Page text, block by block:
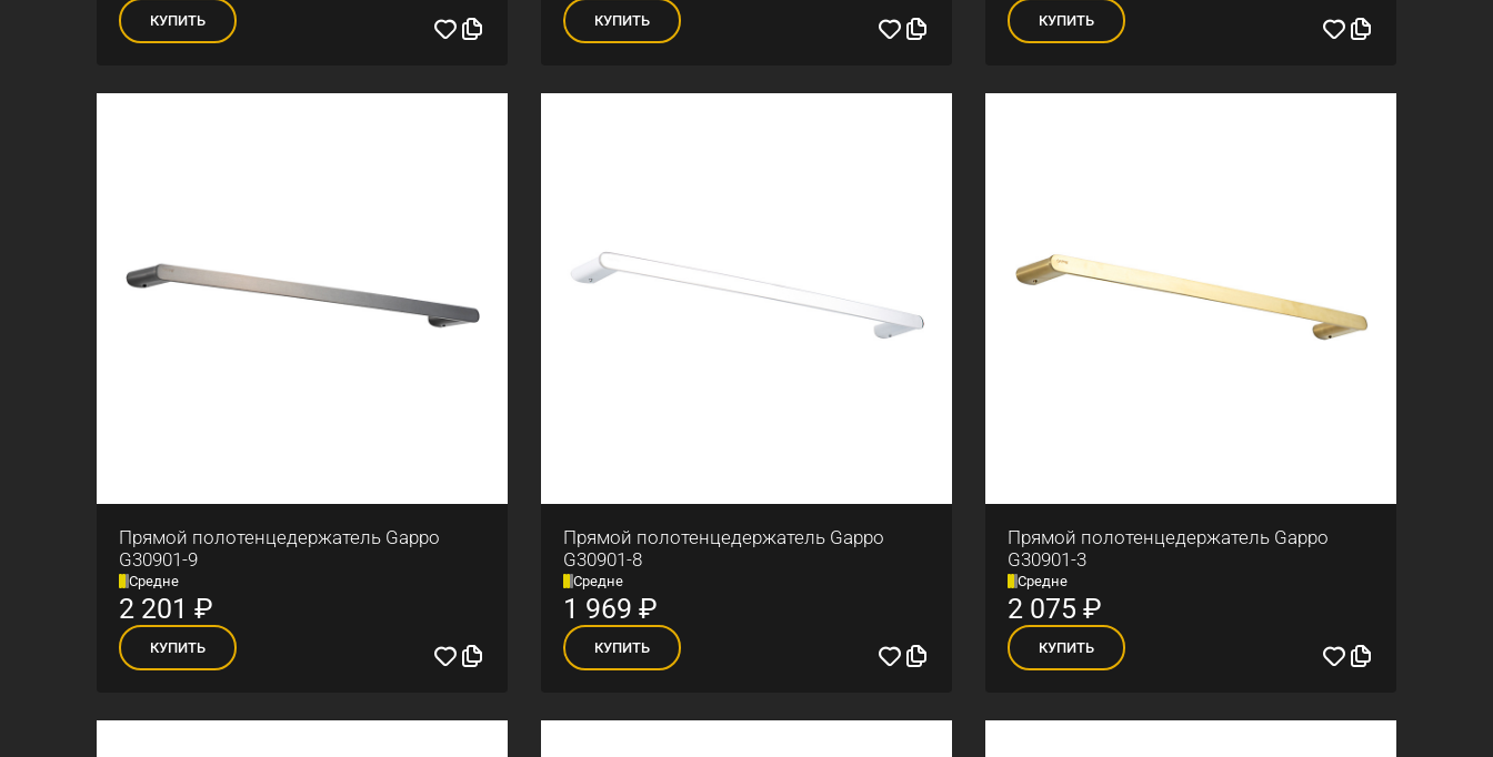
КУПИТЬ КУПИТЬ КУПИТЬ
Прямой полотенцедержатель Gappo
G30901-9
Средне
2 201 ₽
КУПИТЬ
Прямой полотенцедержатель Gappo
G30901-8
Средне
1 969 ₽
КУПИТЬ
Прямой полотенцедержатель Gappo
G30901-3
Средне
2 075 ₽
КУПИТЬ